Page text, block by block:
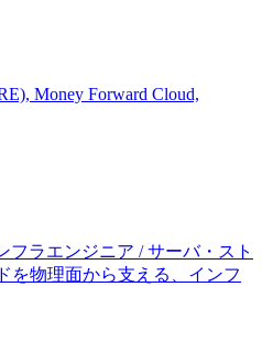
Money Forward Cloud,
フラエンジニア / サーバ・スト
を物理面から支える、インフ